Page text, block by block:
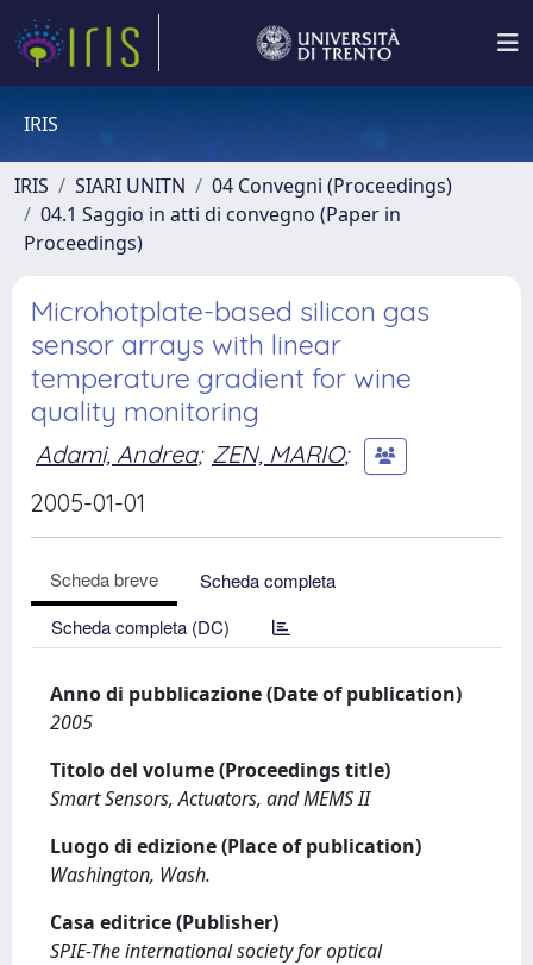
IRIS
IRIS SIARI UNITN
04 Convegni (Proceedings)
04.1 Saggio in atti di convegno (Paper in
Proceedings)
Microhotplate-based silicon gas
sensor arrays with linear
temperature gradient for wine
quality monitoring
Adami, Andrea; ZEN, MARIO;
2005-01-01
Scheda breve
Scheda completa
Scheda completa (DC)
Anno di pubblicazione (Date of publication)
2005
Titolo del volume (Proceedings title)
Smart Sensors, Actuators, and MEMS II
Luogo di edizione (Place of publication)
Washington, Wash.
Casa editrice (Publisher)
SPIE-The international society for optical